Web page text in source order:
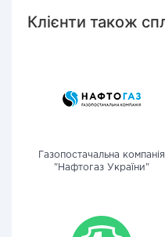
Клієнти також
Газопостачальна компанія
"Нафтогаз України"